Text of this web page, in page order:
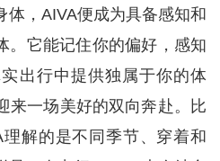
体，AIVA便成为具备感知和
。它能记住你的偏好，感知
出行中提供独属于你的体
来一场美好的双向奔赴。比
解的是不同季节、穿着和